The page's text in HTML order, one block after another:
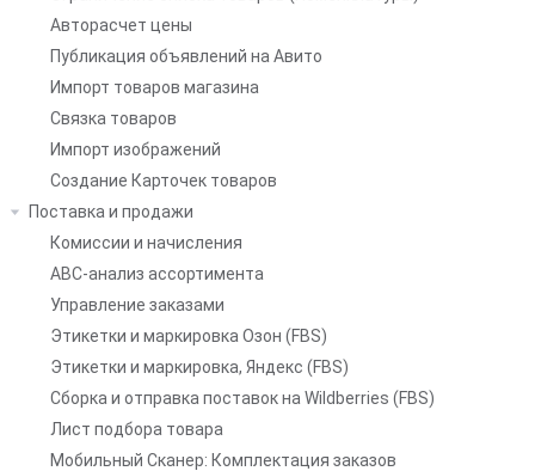
Авторасчет цены
Публикация объявлений на Авито
Импорт товаров магазина
Связка товаров
Импорт изображений
Создание Карточек товаров
Поставка и продажи
Комиссии и начисления
ABC-анализ ассортимента
Управление заказами
Этикетки и маркировка Озон (FBS)
Этикетки и маркировка, Яндекс (FBS)
Сборка и отправка поставок на Wildberries (FBS)
Лист подбора товара
Мобильный Сканер: Комплектация заказов